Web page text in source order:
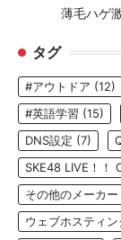
薄毛ハゲ
タグ
#アウトドア (12)
#英語学習 (15)
DNS設定 (7)
SKE48 LIVE！！
その他のメーカー
ウェブホスティン